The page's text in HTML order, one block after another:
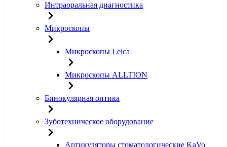
Интраоральная диагностика
Микроскопы
Микроскопы Leica
Микроскопы ALLTION
Бинокулярная оптика
Зуботехническое оборудование
Артикуляторы стоматологические KaVo